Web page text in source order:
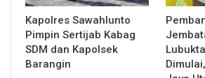
Kapolres Sawahlunto
Pimpin Sertijab Kabag
SDM dan Kapolsek
Barangin